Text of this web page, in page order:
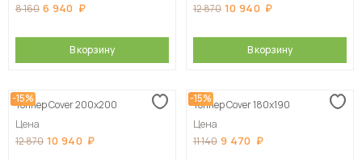
8 160 6 940
В корзину
12 870 10 940
В корзину
-15%
Топпер Cover 200х200
Цена
12 870 10 940
-15%
Топпер Cover 180х190
Цена
11 140 9 470